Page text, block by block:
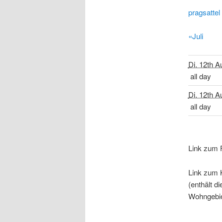
pragsattel
«Juli
Di. 12th
all day
Di. 12th
all day
Link zum
Link zum
(enthält